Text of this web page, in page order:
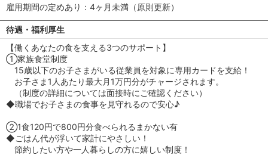
雇用期間の定めあり：4ヶ月未満（原則更新）
待遇・福利厚生
【働くあなたの食を支える3つのサポート】
①家族食堂制度
15歳以下のお子さまがいる従業員を対象に専用カードを支給！
お子さま1人あたり最大月1万円分がチャージされます。
（制度の詳細については面接時にご確認ください）
◆職場でお子さまの食事を見守れるので安心♪
②1食120円で800円分食べられるまかない有
◆ごはん代が浮いて家計にやさしい！
節約したい方や一人暮らしの方に嬉しい制度！